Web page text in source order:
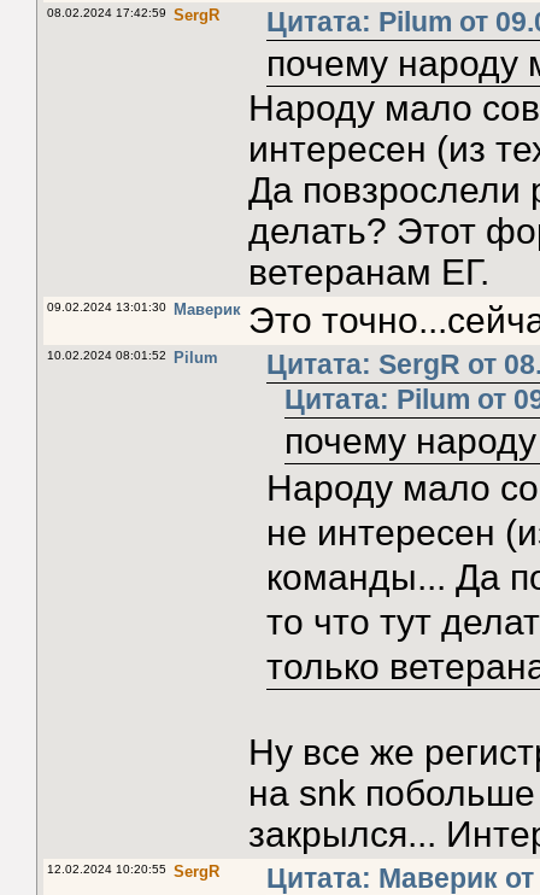
08.02.2024 17:42:59 SergR Цитата: Pilum от
почему народу
Народу мало
интересен (из
Да повзрослели
делать? Этот
ветеранам ЕГ.
09.02.2024 13:01:30 Маверик Это
10.02.2024 08:01:52 Pilum
Цитата: SergR от
Цитата: Pilum от
почему
Народу мало
не интересен
команды... Да
то что тут
только
Ну все же
на snk
закрылся...
12.02.2024 10:20:55 SergR Цитата: Маверик